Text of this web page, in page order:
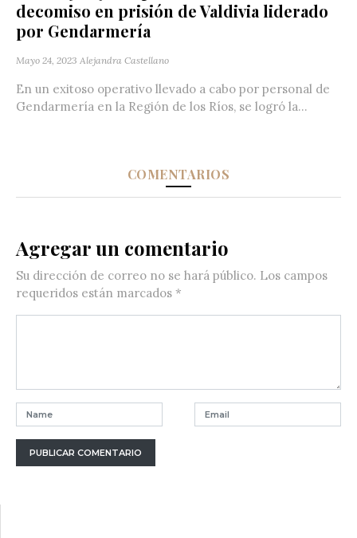
decomiso en prisión de Valdivia liderado
por Gendarmería
Mayo 24, 2023 Alejandra Castellano
En un exitoso operativo llevado a cabo por personal de
Gendarmería en la Región de los Ríos, se logró la...
COMENTARIOS
Agregar un comentario
Su dirección de correo no se hará público. Los campos
requeridos están marcados *